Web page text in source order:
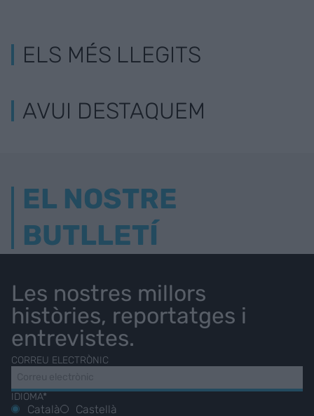
ELS MÉS LLEGITS
AVUI DESTAQUEM
EL NOSTRE
BUTLLETÍ
Les nostres millors
històries, reportatges i
entrevistes.
CORREU ELECTRÒNIC
IDIOMA*
Català
Castellà